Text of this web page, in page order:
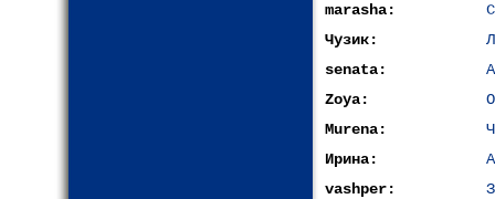
marasha:
Чузик:
senata:
Zoya:
Murena:
Ирина:
vashper: